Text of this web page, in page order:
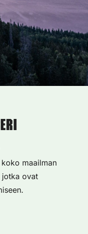
maailman
jotka ovat